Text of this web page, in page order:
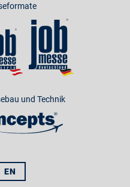
und Technik
EN